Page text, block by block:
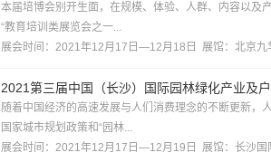
本届培博会别开生面，在规模、体验、人群、内容以及
“教育培训类展览会之一...
展会时间：2021年12月17日—12月18日 展馆： 北京九
2021第三届中国（长沙）国际园林绿化产业及
随着中国经济的高速发展与人们消费理念的不断更新，
国家城市规划政策和“园林...
展会时间：2021年12月17日—12月19日 展馆： 长沙国